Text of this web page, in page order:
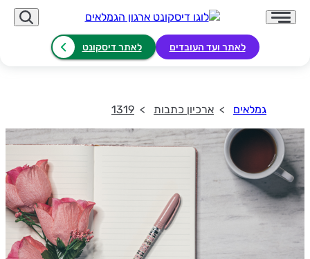
לאתר ועד העובדים לאתר דיסקונט
גמלאים ארכיון כתבות 1319